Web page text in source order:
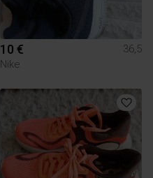
10 €
36,5
Nike